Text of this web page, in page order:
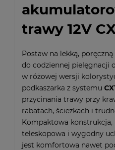
trawy 12V
Postaw na lekką,
do codziennej pielęgnacji
w różowej wersji
podkaszarka z systemu
przycinania trawy przy
rabatach, ścieżkach i
Kompaktowa
teleskopowa i wygodny
jest komfortowa nawet